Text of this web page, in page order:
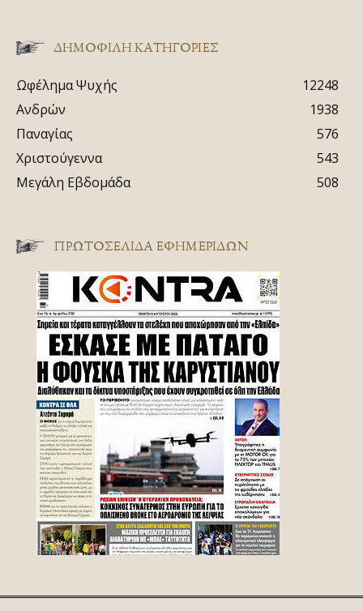
ΔΗΜΟΦΙΛΗ ΚΑΤΗΓΟΡΙΕΣ
Ωφέλημα Ψυχής
12248
Ανδρών
1938
Παναγίας
576
Χριστούγεννα
543
Μεγάλη Εβδομάδα
508
ΠΡΩΤΟΣΈΛΙΔΑ ΕΦΗΜΕΡΊΔΩΝ